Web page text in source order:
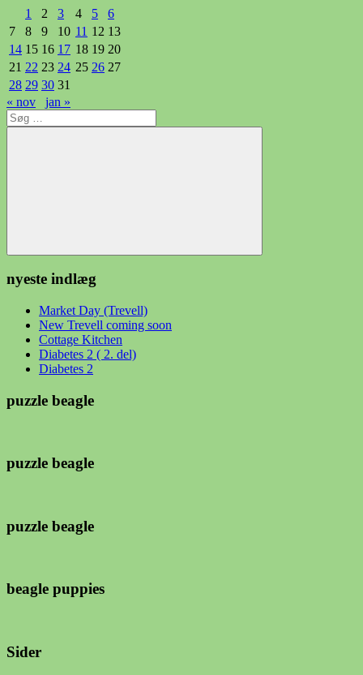
1
2 3 4 5
6
7
8 9 10 11 12 13
14 15 16 17 18 19 20
21 22 23 24 25 26 27
28 29 30 31
« nov
jan »
Søg
efter:
Søg
nyeste indlæg
Market Day (Trevell)
New Trevell coming soon
Cottage Kitchen
Diabetes 2 ( 2. del)
Diabetes 2
puzzle beagle
puzzle beagle
puzzle beagle
beagle puppies
Sider